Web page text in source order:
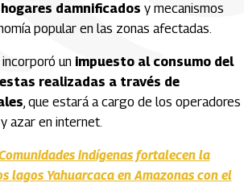
damnificados y mecanismos
popular en las zonas afectadas.
un impuesto al consumo del
realizadas a través de
, que estará a cargo de los operadores
azar en internet.
indígenas fortalecen la
lagos Yahuarcaca en Amazonas con el